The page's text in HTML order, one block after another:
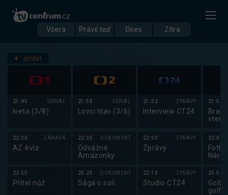
Včera Právě teď Dnes Zítra
Nastavení stanic
přidat
21:45 SERIÁL
Iveta (3/8)
22:30 ZÁBAVA
AZ-kvíz
22:55
Přítel nůž
21:50 SERIÁL
Lovci hlav (3/6)
22:35 DOKUMENT
Odvážné
Amazonky
23:25 DOKUMENT
Sága o soli
21:32 ZPRÁVY
Interview ČT24
22:00 ZPRÁVY
Zprávy
22:10 ZPRÁVY
Studio ČT24
21:50
22:00
23:50
Golf:
golfu